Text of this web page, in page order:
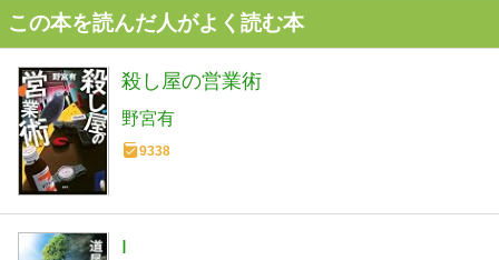
この本を読んだ人がよく読む本
殺し屋の営業術
野宮有
9338
I